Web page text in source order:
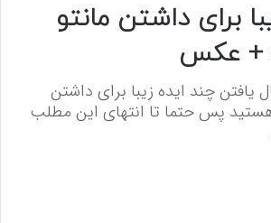
برای داشتن مانتو
+ عکس
یافتن چند ایده زیبا برای داشتن
پس حتما تا انتهای این مطلب